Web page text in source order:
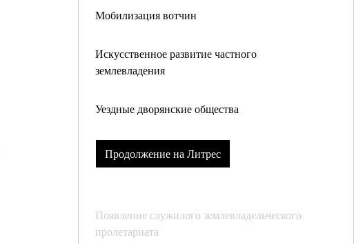
Мобилизация вотчин
Искусственное развитие частного
землевладения
Уездные дворянские общества
Продолжение на Литрес
Появление служилого землевладельческого
пролетариата